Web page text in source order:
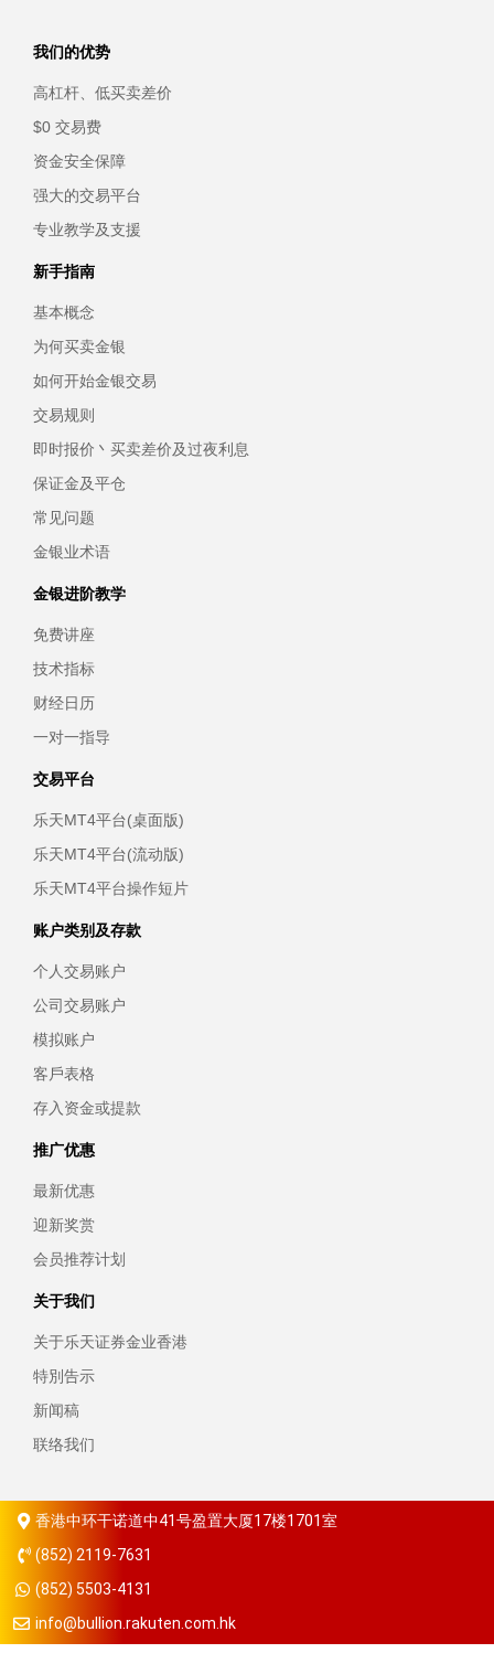
我们的优势
高杠杆、低买卖差价
$0 交易费
资金安全保障
强大的交易平台
专业教学及支援
新手指南
基本概念
为何买卖金银
如何开始金银交易
交易规则
即时报价丶买卖差价及过夜利息
保证金及平仓
常见问题
金银业术语
金银进阶教学
免费讲座
技术指标
财经日历
一对一指导
交易平台
乐天MT4平台(桌面版)
乐天MT4平台(流动版)
乐天MT4平台操作短片
账户类别及存款
个人交易账户
公司交易账户
模拟账户
客戶表格
存入资金或提款
推广优惠
最新优惠
迎新奖赏
会员推荐计划
关于我们
关于乐天证券金业香港
特別告示
新闻稿
联络我们
香港中环干诺道中41号盈置大厦17楼1701室
(852) 2119-7631
(852) 5503-4131
info@bullion.rakuten.com.hk